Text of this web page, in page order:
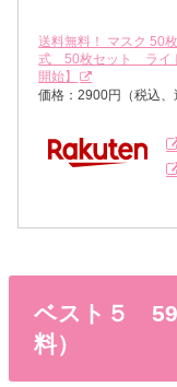
送料無料！ マスク 50
式 50枚セット ライ
開始】
価格：2900円（税込、
ベスト５ 59
料）